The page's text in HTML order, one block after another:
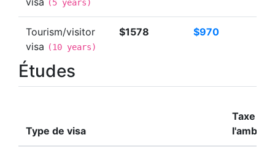
(5 years)
Tourism/visitor
visa (10 years)
$1578 $970
Études
Type de visa
Taxe de